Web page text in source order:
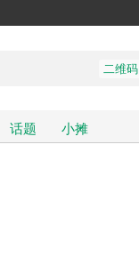
二维码
话题 小摊